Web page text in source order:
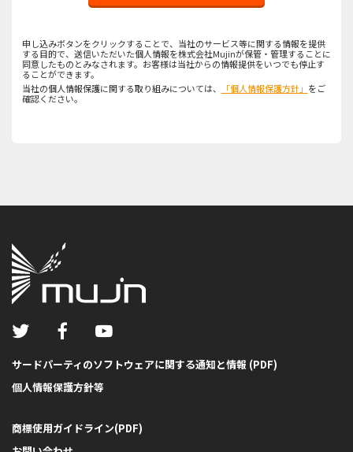
申し込みボタンをクリックすることで、当社のサービス等に関する情報を提供
する目的で、送信いただいた個人情報を株式会社Mujinが保管・管理することに
同意したものとみなされます。お客様は当社からの情報提供をいつでも停止す
ることができます。
当社の個人情報保護に関する取り組みについては、
「個人情報保護方針」 をご
確認ください。
サードパーティのソフトウェアに関する通知と情報 (PDF)
個人情報保護方針等
商標使用ガイドライン(PDF)